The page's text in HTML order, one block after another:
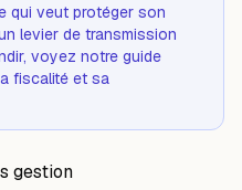
qui veut protéger son
levier de transmission
voyez notre guide
fiscalité et sa
gestion